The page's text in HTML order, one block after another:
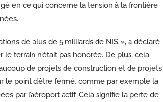
en ce qui concerne la tension à la frontière
de plus de 5 milliards de NIS », a déclaré
terrain n’était pas honorée. De plus, cela
de projets de construction et de projets
le point d’être fermé, comme par exemple la
par l’aéroport actif. Cela signifie la perte de